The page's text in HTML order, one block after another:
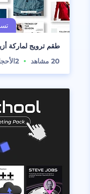
طقم ترويج لماركة
20 مشاهد 2